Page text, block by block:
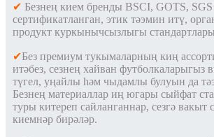
✔ Безнең кием бренды BSCI, GOTS, SGS
сертификатланган, этик тәэмин итү,
продукт куркынычсызлыгы
✔Без премиум тукымаларның киң
итәбез, сезнең хайван футболкаларыгыз
түгел, уңайлы һәм чыдамлы булуын да
Безнең материаллар иң югары сыйфат
туры китереп сайланганнар, сезгә
киемнәр бирәләр.